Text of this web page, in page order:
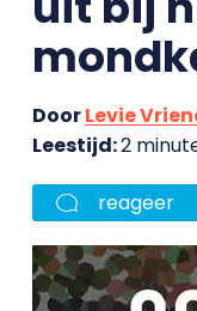
DoorLevie
Leestijd:2
reageer